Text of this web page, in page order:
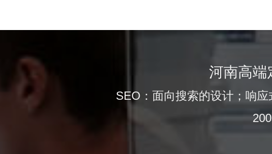
河南高端
SEO：面向搜索的设计；响